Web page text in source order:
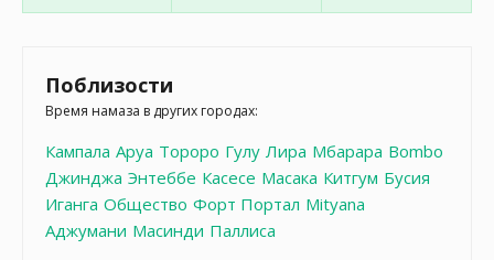
Поблизости
Время намаза в других городах:
Кампала Аруа Тороро Гулу Лира Мбарара Bombo
Джинджа Энтеббе Касесе Масака Китгум Бусия
Иганга Общество Форт Портал Mityana
Аджумани Масинди Паллиса